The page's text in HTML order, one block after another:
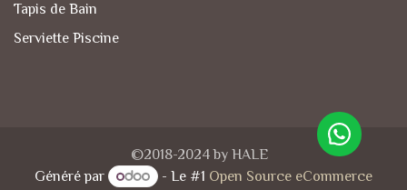
Tapis de Bain
Serviette Piscine
©2018-2024 by HALE
Généré par
- Le #1 Open Source eCommerce